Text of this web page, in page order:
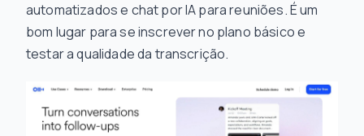
automatizados e chat por IA para reuniões. É um
bom lugar para se inscrever no plano básico e
testar a qualidade da transcrição.